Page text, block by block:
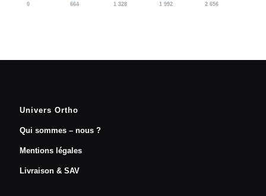
0 664 1 328 1 992 2 656
Univers Ortho
Qui sommes – nous ?
Mentions légales
Livraison & SAV